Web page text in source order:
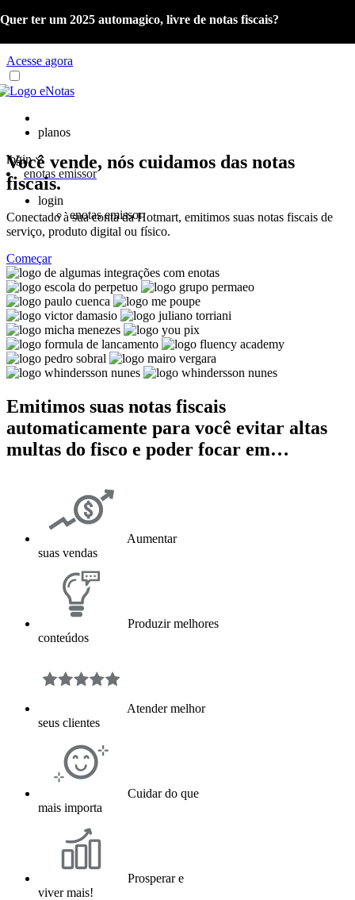
Já é cliente eNotas? Acesse o material com as orientações sobre a
Acesse agora
Quer ter um 2025 automagico, livre de notas fiscais?
planos
login
enotas emissor
login
enotas emissor
Você vende, nós cuidamos das notas
fiscais.
Conectado à sua conta da Hotmart, emitimos suas notas fiscais de
serviço, produto digital ou físico.
Começar
Emitimos suas notas fiscais
automaticamente para você evitar altas
multas do fisco e poder focar em…
Aumentar
suas vendas
Produzir melhores
conteúdos
Atender melhor
seus clientes
Cuidar do que
mais importa
Prosperar e
viver mais!